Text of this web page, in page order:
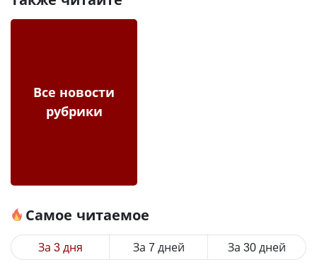
Все новости
рубрики
Самое читаемое
За 3 дня За 7 дней За 30 дней